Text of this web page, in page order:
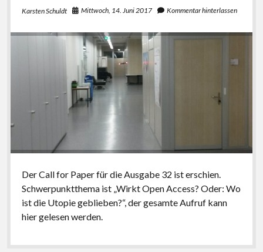
Karsten Schuldt Mittwoch, 14. Juni 2017 Kommentar hinterlassen
Der Call for Paper für die Ausgabe 32 ist erschien.
Schwerpunktthema ist „Wirkt Open Access? Oder: Wo
ist die Utopie geblieben?“, der gesamte Aufruf kann
hier gelesen werden.